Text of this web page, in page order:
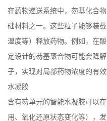
在药物递送系统中，芴基化合
础材料之一。这些粒子能够装
温度等）释放药物。例如，在
定设计的芴基聚合物可能会降
子，实现对局部药物浓度的有效
水凝胶
含有芴单元的智能水凝胶可以
用、氧化还原状态变化等），